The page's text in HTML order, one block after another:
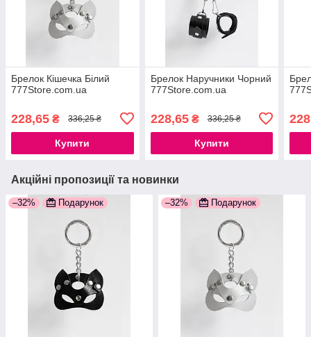
Брелок Кішечка Білий
777Store.com.ua
228,65 ₴ 336,25 ₴
Купити
Брелок Наручники Чорний
777Store.com.ua
228,65₴ 336,25 ₴
Купити
Акційні пропозиції та новинки
–32% Подарунок –32% Подарунок